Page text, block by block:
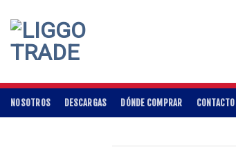
content
NOSOTROS DESCARGAS DÓNDE COMPRAR CONTACTO